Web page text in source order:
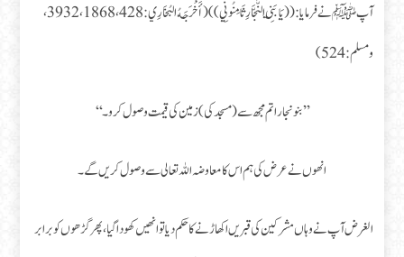
آپﷺ نے فرمایا: ((يَا بَنِي النَّجَّارِ ثَامِنُونِي)) (أَخْرَجَهُ البُخَارِي: 428، 1868، 3932،
ومسلم: 524)
’’ بنو نجارا تم مجھ سے (مسجد کی) زمین کی قیمت وصول کرو۔‘‘
انھوں نے عرض کی ہم اس کا معاوضہ اللہ تعالی سے وصول کریں گے۔
الغرض آپ نے وہاں مشرکین کی قبریں اکھاڑنے کا حکم دیا تو انھیں کھودا گیا، پھر گڑھوں کو برابر